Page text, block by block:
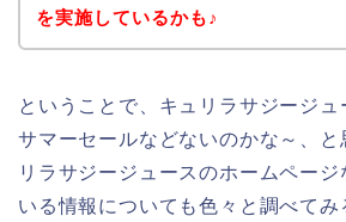
を実施しているかも♪
ということで、キュリラサジージ
サマーセールなどないのかな～、と
リラサジージュースのホームページ
いる情報についても色々と調べてみ